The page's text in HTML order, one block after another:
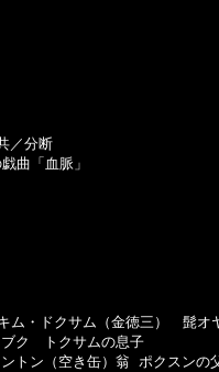
／分断
曲「血脈」
クサム（金徳三）　髭オ
　トクサムの息子
（空き缶）翁 ポクスンの